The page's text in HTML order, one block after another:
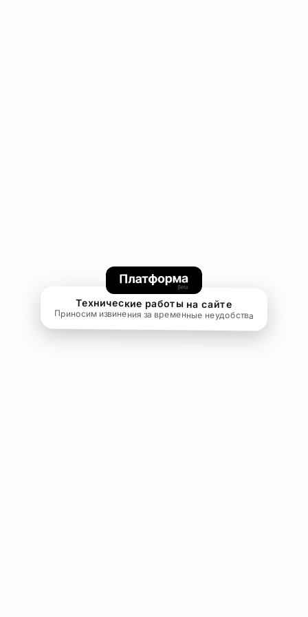
Технические работы на сайте
Приносим извинения за временные неудобства